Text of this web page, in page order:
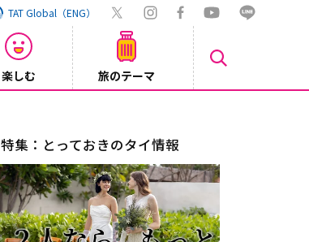
TAT Global（ENG）
楽しむ 旅のテーマ
特集：とっておきのタイ情報